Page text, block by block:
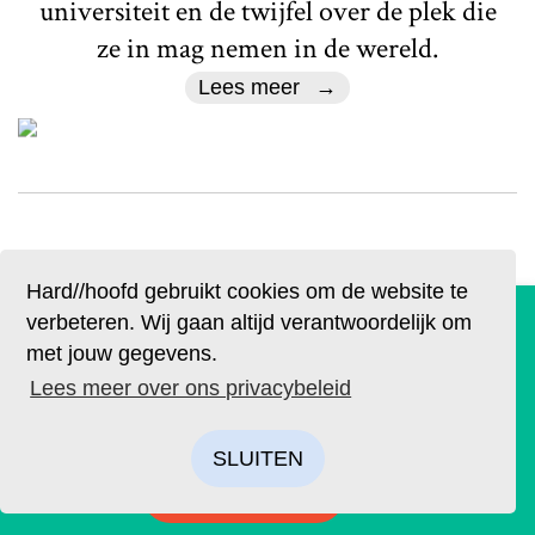
Hard//hoofd gebruikt cookies om de website te
verbeteren. Wij gaan altijd verantwoordelijk om
met jouw gegevens.
Lees meer over ons privacybeleid
SLUITEN
universiteit en de twijfel over de plek die
ze in mag nemen in de wereld.
Lees meer
Het verlies van succes
Tekst Mare Groen Beeld Aida de Jong
In een tijd waarin het steeds
De geruchten zijn waar. Lees Hard//hoofd nu ook op
papier!
Bestel op tijd je eigen exemplaar van de eerste editie, met
als thema: ‘Ik’. We hebben drie covers ontworpen. Kies je